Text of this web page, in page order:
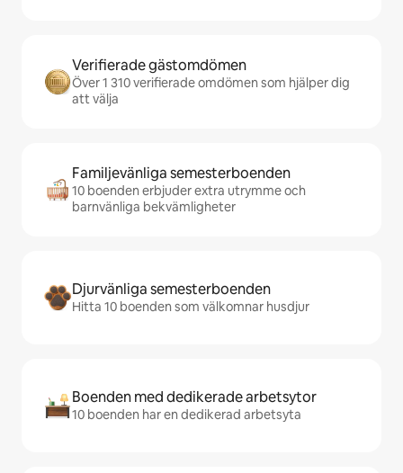
Verifierade gästomdömen
Över 1 310 verifierade omdömen som hjälper dig
att välja
Familjevänliga semesterboenden
10 boenden erbjuder extra utrymme och
barnvänliga bekvämligheter
Djurvänliga semesterboenden
Hitta 10 boenden som välkomnar husdjur
Boenden med dedikerade arbetsytor
10 boenden har en dedikerad arbetsyta